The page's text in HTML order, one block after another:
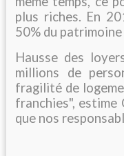
plus riches. En
50% du
Hausse des
millions de
fragilité de
franchies", estime
que nos